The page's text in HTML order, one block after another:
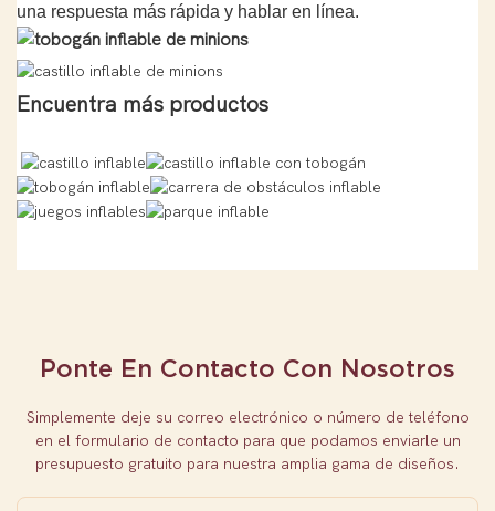
una respuesta más rápida y hablar en línea.
Encuentra más productos
Ponte En Contacto Con Nosotros
Simplemente deje su correo electrónico o número de teléfono
en el formulario de contacto para que podamos enviarle un
presupuesto gratuito para nuestra amplia gama de diseños.